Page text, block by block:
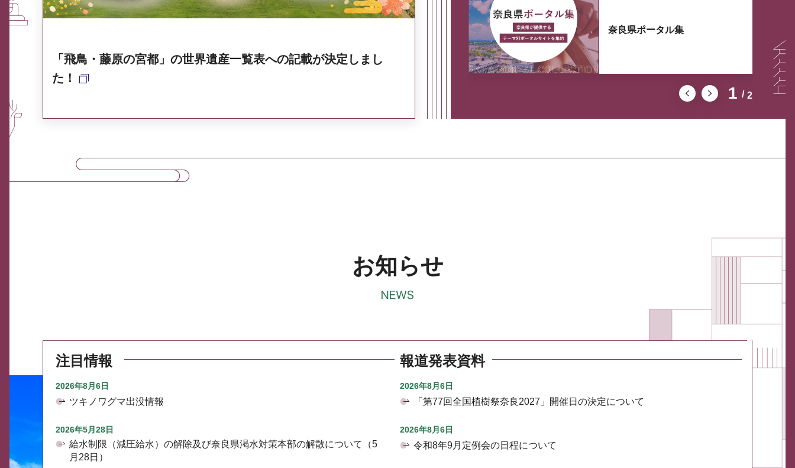
「飛鳥・藤原の宮都」の世界遺産一覧表への記載が決定しまし
た！
1 2
奈良県ポータル集
お知らせ
注目情報
2026年8月6日
ツキノワグマ出没情報
2026年5月28日
給水制限（減圧給水）の解除及び奈良県渇水対策本部の解散について（5
月28日）
報道発表資料
2026年8月6日
「第77回全国植樹祭奈良2027」開催日の決定について
2026年8月6日
令和8年9月定例会の日程について